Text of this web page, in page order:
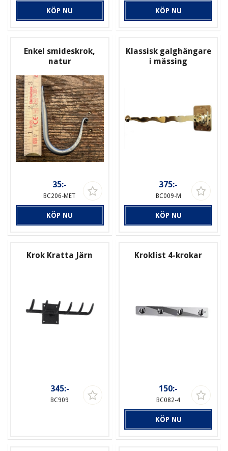
KÖP NU KÖP NU
Enkel smideskrok,
natur
35:-
BC206-MET
KÖP NU
Klassisk galghängare
i mässing
375:-
BC009-M
KÖP NU
Krok Kratta Järn
345:-
BC909
Kroklist 4-krokar
150:-
BC082-4
KÖP NU